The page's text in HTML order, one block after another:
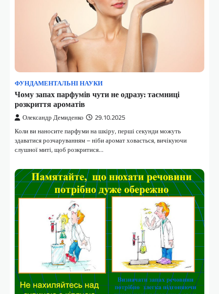
ФУНДАМЕНТАЛЬНІ НАУКИ
Чому запах парфумів чути не одразу: таємниці
розкриття ароматів
Олександр Демиденко 29.10.2025
Коли ви наносите парфуми на шкіру, перші секунди можуть
здаватися розчаруванням – ніби аромат ховається, вичікуючи
слушної миті, щоб розкритися…